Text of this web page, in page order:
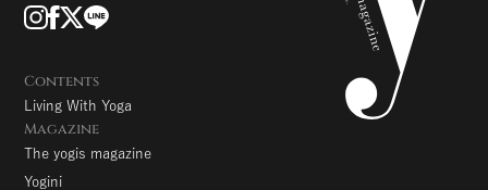
Contents
Living With Yoga
Magazine
The yogis magazine
Yogini